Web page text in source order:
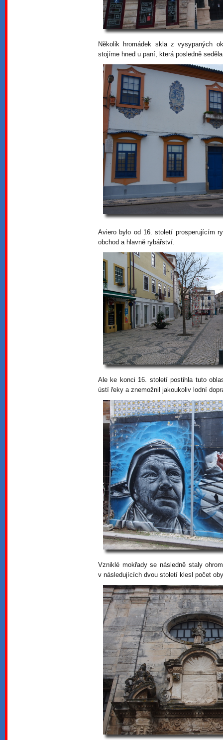
Několik hromádek skla z vysypaných
stojíme hned u paní, která posledně
Aviero bylo od 16. století prosperujícím
obchod a hlavně rybářství.
Ale ke konci 16. století postihla tuto
ústí řeky a znemožnil jakoukoliv lodní
Vzniklé mokřady se následně staly
v následujících dvou století klesl počet